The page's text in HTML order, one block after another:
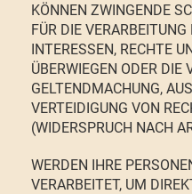
KÖNNEN ZWINGENDE
FÜR DIE
INTERESSEN, RECHTE
ÜBERWIEGEN ODER DIE
GELTENDMACHUNG,
VERTEIDIGUNG VON
(WIDERSPRUCH NACH
WERDEN IHRE
VERARBEITET, UM